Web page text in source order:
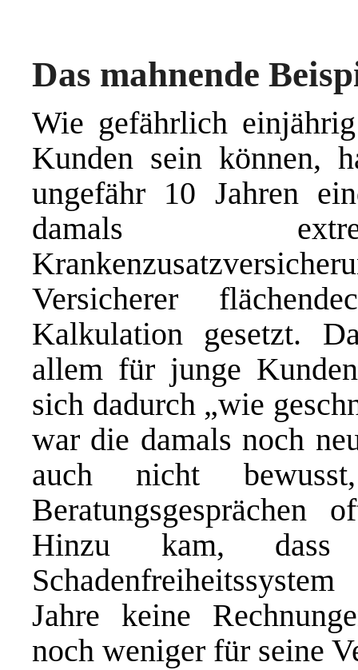
Das mahnende
Wie gefährlich
Kunden sein können,
ungefähr 10 Jahren
damals
Versicherer
Kalkulation gesetzt.
allem für junge
sich dadurch „wie
war die damals noch
auch nicht
Hinzu kam,
Jahre keine
noch weniger für seine